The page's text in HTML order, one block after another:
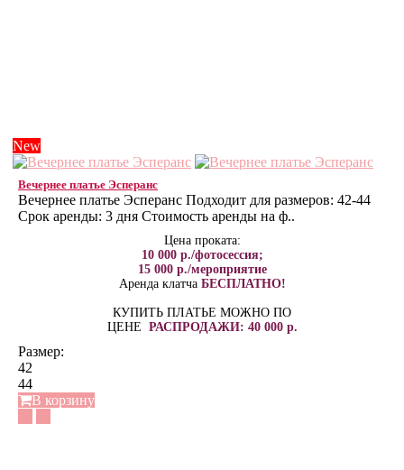
New
Вечернее платье Эсперанс
Вечернее платье Эсперанс Подходит для размеров: 42-44
Срок аренды: 3 дня Стоимость аренды на ф..
Цена проката:
10 000 р./фотосессия;
15 000 р./мероприятие
Аренда клатча БЕСПЛАТНО!
КУПИТЬ ПЛАТЬЕ МОЖНО ПО
ЦЕНЕ РАСПРОДАЖИ: 40 000 р.
Размер:
42
44
В корзину